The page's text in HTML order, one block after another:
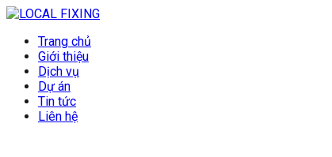
Trang chủ
Giới thiệu
Dịch vụ
Dự án
Tin tức
Liên hệ